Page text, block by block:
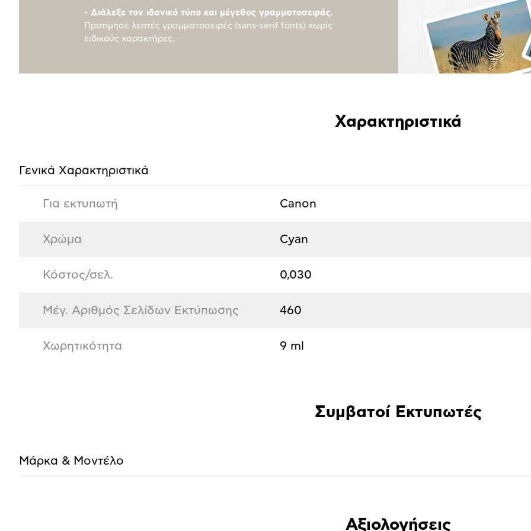
- Διάλεξε τον ιδανικό τύπο και μέγεθος γραμματοσειράς.
Προτίμησε λεπτές γραμματοσειρές (sans-serif fonts) χωρίς
ειδικούς χαρακτήρες.
Χαρακτηριστικά
Γενικά Xαρακτηριστικά
Για εκτυπωτή Canon
Χρώμα Cyan
Κόστος/σελ. 0,030
Μέγ. Αριθμός Σελίδων Εκτύπωσης 460
Χωρητικότητα 9 ml
Συμβατοί Εκτυπωτές
Μάρκα & Μοντέλο
Αξιολογήσεις